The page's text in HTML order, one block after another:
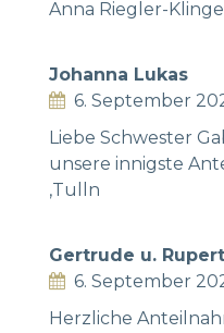
Anna Riegler-
Johanna Lukas
6. September
Liebe Schwester
unsere innigste
,Tulln
Gertrude u.
6. September
Herzliche